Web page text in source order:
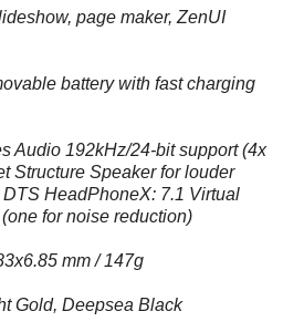
page maker, ZenUI
battery with fast charging
Audio 192kHz/24-bit support (4x
Structure Speaker for louder
HeadPhoneX: 7.1 Virtual
for noise reduction)
mm / 147g
Gold, Deepsea Black